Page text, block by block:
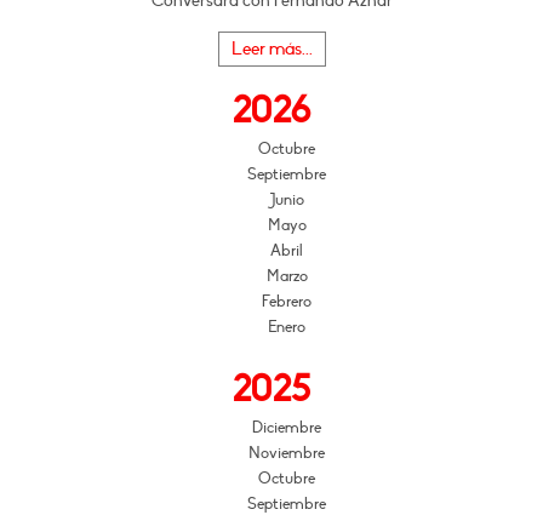
Leer más...
2026
Octubre
Septiembre
Junio
Mayo
Abril
Marzo
Febrero
Enero
2025
Diciembre
Noviembre
Octubre
Septiembre